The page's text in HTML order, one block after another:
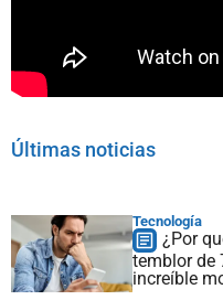
Últimas noticias
Tecnología
¿Por
temblor de
increíble